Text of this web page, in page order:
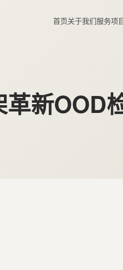
首页关于我们服务项
新OOD